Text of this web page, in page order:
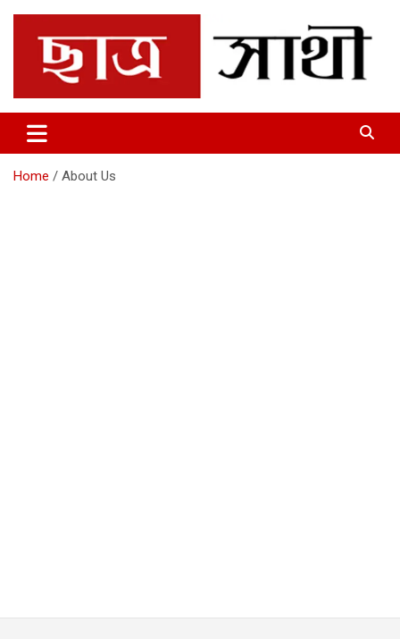
content
Chhatrosathi
Home About Us